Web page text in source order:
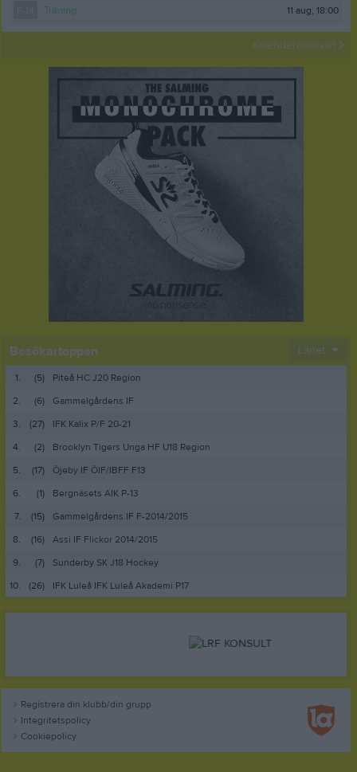
Träning 11 aug, 18:00
Kalenderöversikt
Besökartoppen Länet
1. (5)
Piteå HC J20 Region
2.
(6)
Gammelgårdens IF
3.
(27)
IFK Kalix P/F 20-21
4.
(2)
Brooklyn Tigers Unga HF U18 Region
5.
(17)
Öjeby IF ÖIF/IBFF F13
6.
(1)
Bergnäsets AIK P-13
7.
(15)
Gammelgårdens IF F-2014/2015
8.
(16)
Assi IF Flickor 2014/2015
9.
(7)
Sunderby SK J18 Hockey
10.
(26) IFK Luleå IFK Luleå Akademi P17
Registrera din klubb/din grupp
Integritetspolicy
Cookiepolicy